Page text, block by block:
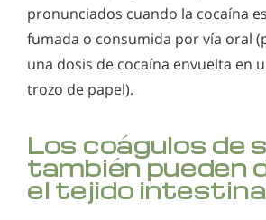
pronunciados cuando la cocaína
fumada o consumida por vía oral
una dosis de cocaína envuelta en
trozo de papel).
Los coágulos de
también pueden
el tejido